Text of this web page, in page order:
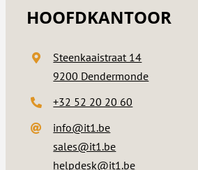
HOOFDKANTOOR
Steenkaaistraat 14
9200 Dendermonde
+32 52 20 20 60
info@it1.be
sales@it1.be
helpdesk@it1.be